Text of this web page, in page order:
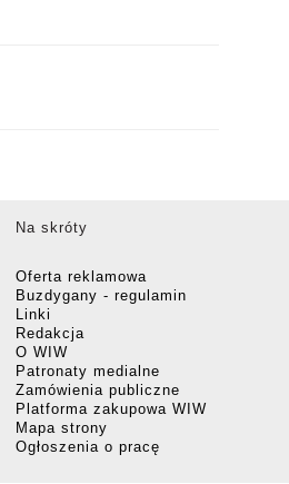
Na skróty
Oferta reklamowa
Buzdygany - regulamin
Linki
Redakcja
O WIW
Patronaty medialne
Zamówienia publiczne
Platforma zakupowa WIW
Mapa strony
Ogłoszenia o pracę